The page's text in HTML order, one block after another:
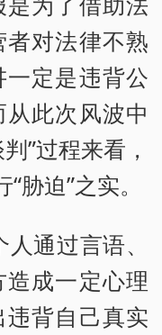
对法律不熟
定是违背公
此次风波中
”过程来看，
胁迫”之实。
通过言语、
成一定心理
违背自己真实